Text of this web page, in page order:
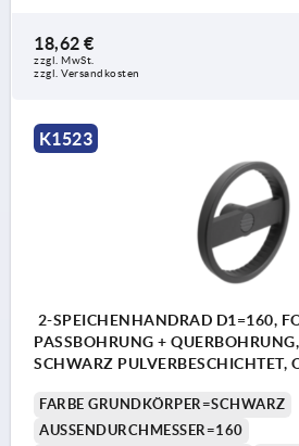
18,62 €
zzgl. MwSt.
zzgl. Versandkosten
K1523
2-SPEICHENHANDRAD D1=160,
PASSBOHRUNG +
SCHWARZ PULVERBESCHICHTET,
FARBE GRUNDKÖRPER=SCHWARZ
AUSSENDURCHMESSER=160